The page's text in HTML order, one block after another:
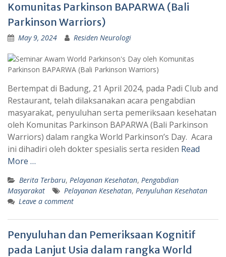
Komunitas Parkinson BAPARWA (Bali
Parkinson Warriors)
May 9, 2024 Residen Neurologi
Bertempat di Badung, 21 April 2024, pada Padi Club and
Restaurant, telah dilaksanakan acara pengabdian
masyarakat, penyuluhan serta pemeriksaan kesehatan
oleh Komunitas Parkinson BAPARWA (Bali Parkinson
Warriors) dalam rangka World Parkinson’s Day. Acara
ini dihadiri oleh dokter spesialis serta residen Read
More …
Berita Terbaru, Pelayanan Kesehatan, Pengabdian
Masyarakat
Pelayanan Kesehatan, Penyuluhan Kesehatan
Leave a comment
Penyuluhan dan Pemeriksaan Kognitif
pada Lanjut Usia dalam rangka World